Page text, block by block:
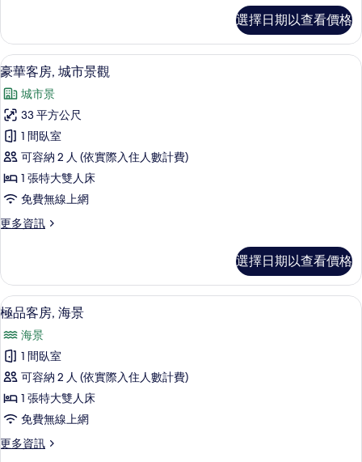
有
相
片
客
房,
海
的
詳
情
選擇日期以查看價格
顯
示
豪
華
客
房,
城
市
景
的
所
有
相
片
豪華客房, 城市景觀 | 迷你吧、客房內
8
豪華客房, 城市景觀
城市景
33 平方公尺
1 間臥室
可容納 2 人 (依實際入住人數計費)
1 張特大雙人床
免費無線上網
更多資訊
更
客
房,
城
景
觀
詳
情
選擇日期以查看價格
顯
示
極
品
客
房,
海
景
極品客房, 海景 | 迷你吧、客房內保險
5
極品客房, 海景
海景
1 間臥室
可容納 2 人 (依實際入住人數計費)
1 張特大雙人床
免費無線上網
更多資訊
更